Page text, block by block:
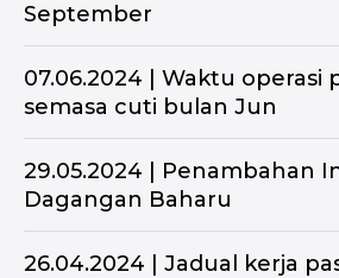
September
07.06.2024 | Waktu operasi
semasa cuti bulan Jun
29.05.2024 | Penambahan
Dagangan Baharu
26.04.2024 | Jadual kerja